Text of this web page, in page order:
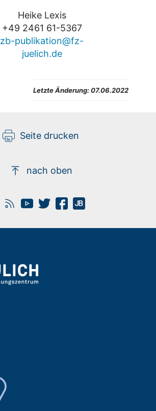
Heike Lexis
+49 2461 61-5367
zb-publikation@fz-
juelich.de
Letzte Änderung: 07.06.2022
Seite drucken
nach oben